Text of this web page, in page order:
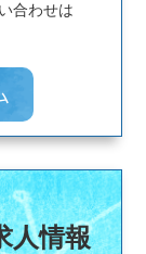
合わせは
人情報